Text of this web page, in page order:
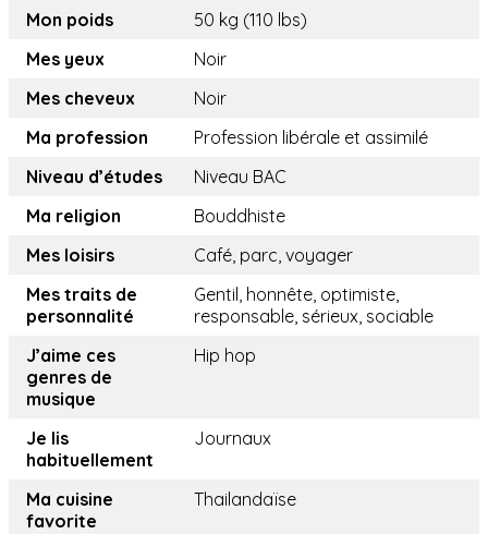
Mon poids
50 kg (110 lbs)
Mes yeux
Noir
Mes cheveux
Noir
Ma profession
Profession libérale et assimilé
Niveau d’études
Niveau BAC
Ma religion
Bouddhiste
Mes loisirs
Café, parc, voyager
Mes traits de
personnalité
Gentil, honnête, optimiste,
responsable, sérieux, sociable
J’aime ces
genres de
musique
Hip hop
Je lis
habituellement
Journaux
Ma cuisine
favorite
Thailandaïse